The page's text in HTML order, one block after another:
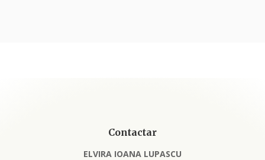
Contactar
ELVIRA IOANA LUPASCU